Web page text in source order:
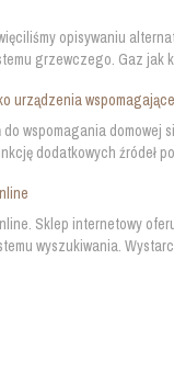
opisywaniu
grzewczego. Gaz
urządzenia wspomagające
wspomagania
dodatkowych źródeł
Sklep internetowy
wyszukiwania.